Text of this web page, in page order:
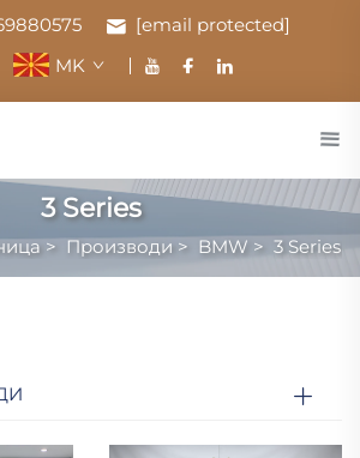
[email protected]
MK
3 Series
> Производи > BMW > 3 Series